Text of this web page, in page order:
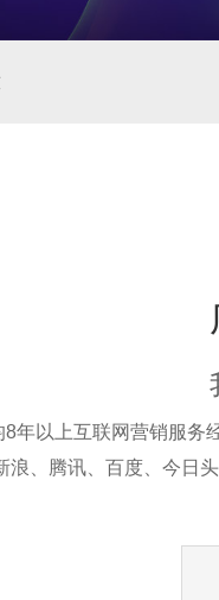
年以上互联网营销服务
浪、腾讯、百度、今日